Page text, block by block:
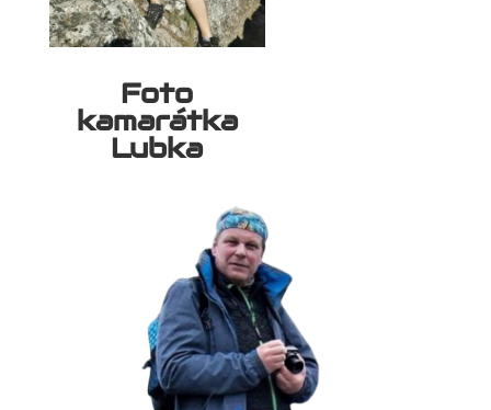
Foto
kamarátka
Lubka